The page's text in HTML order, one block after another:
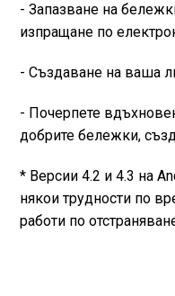
- Запазване на
изпращане по
- Създаване на ваша
- Почерпете
добрите бележки,
* Версии 4.2 и 4.3 на
някои трудности по
работи по